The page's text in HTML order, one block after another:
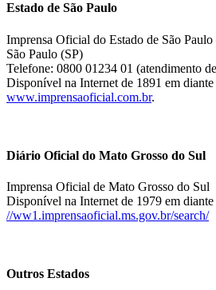
Estado de São Paulo
Imprensa Oficial do Estado de São
São Paulo (SP)
Telefone: 0800 01234 01 (atendimento
Disponível na Internet de 1891 em diante
www.imprensaoficial.com.br.
Diário Oficial do Mato Grosso do Sul
Imprensa Oficial de Mato Grosso do Sul
Disponível na Internet de 1979 em diante
//ww1.imprensaoficial.ms.gov.br/search/
Outros Estados